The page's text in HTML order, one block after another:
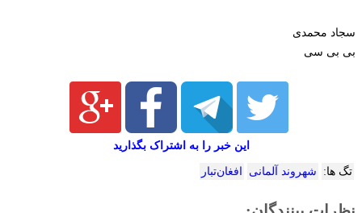
سجاد محمدی
بی بی سی
این خبر را به اشتراک بگذارید
تگ ها: شهروند آلمانی افغان‌تبار